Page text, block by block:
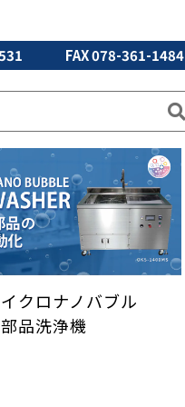
FAX 078-361-1484
クロナノバブル
部品洗浄機